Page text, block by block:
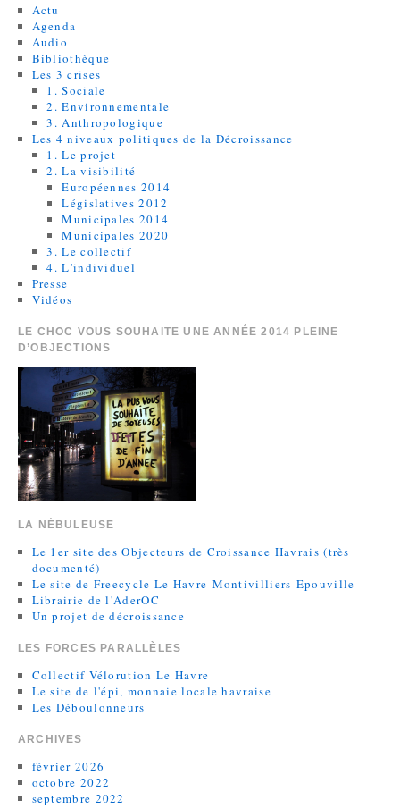
Actu
Agenda
Audio
Bibliothèque
Les 3 crises
1. Sociale
2. Environnementale
3. Anthropologique
Les 4 niveaux politiques de la Décroissance
1. Le projet
2. La visibilité
Européennes 2014
Législatives 2012
Municipales 2014
Municipales 2020
3. Le collectif
4. L'individuel
Presse
Vidéos
LE CHOC VOUS SOUHAITE UNE ANNÉE 2014 PLEINE
D’OBJECTIONS
LA NÉBULEUSE
Le 1er site des Objecteurs de Croissance Havrais (très
documenté)
Le site de Freecycle Le Havre-Montivilliers-Epouville
Librairie de l'AderOC
Un projet de décroissance
LES FORCES PARALLÈLES
Collectif Vélorution Le Havre
Le site de l'épi, monnaie locale havraise
Les Déboulonneurs
ARCHIVES
février 2026
octobre 2022
septembre 2022